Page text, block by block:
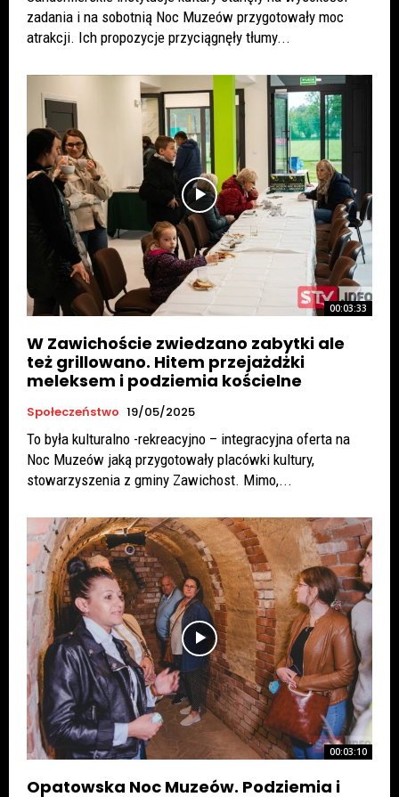
zadania i na sobotnią Noc Muzeów przygotowały moc
atrakcji. Ich propozycje przyciągnęły tłumy...
00:03:33
W Zawichoście zwiedzano zabytki ale
też grillowano. Hitem przejażdżki
meleksem i podziemia kościelne
Społeczeństwo 19/05/2025
To była kulturalno -rekreacyjno – integracyjna oferta na
Noc Muzeów jaką przygotowały placówki kultury,
stowarzyszenia z gminy Zawichost. Mimo,...
00:03:10
Opatowska Noc Muzeów. Podziemia i